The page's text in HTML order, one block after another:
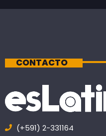
CONTACTO
(+591) 2-331164